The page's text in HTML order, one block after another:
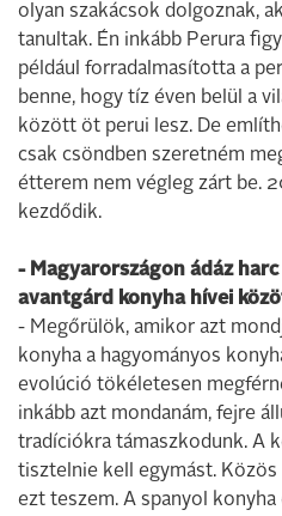
olyan szakácsok dolgoznak,
tanultak. Én inkább Perura
például forradalmasította a
benne, hogy tíz éven belül a
között öt perui lesz. De
csak csöndben szeretném
étterem nem végleg zárt be.
kezdődik.
- Magyarországon ádáz
avantgárd konyha hívei
- Megőrülök, amikor azt
konyha a hagyományos
evolúció tökéletesen
inkább azt mondanám, fejre
tradíciókra támaszkodunk. A
tisztelnie kell egymást.
ezt teszem. A spanyol